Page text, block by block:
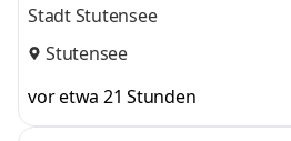
Stadt Stutensee
Stutensee
vor etwa 21 Stunden